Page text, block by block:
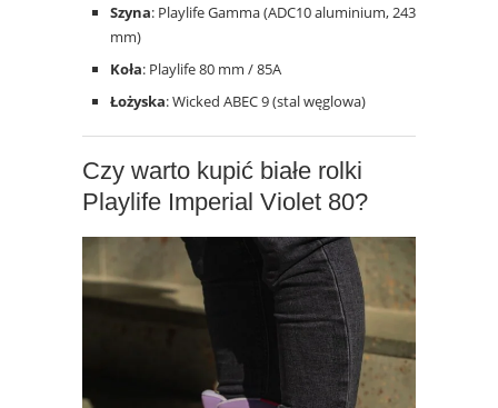
Szyna: Playlife Gamma (ADC10 aluminium, 243
mm)
Koła: Playlife 80 mm / 85A
Łożyska: Wicked ABEC 9 (stal węglowa)
Czy warto kupić białe rolki
Playlife Imperial Violet 80?